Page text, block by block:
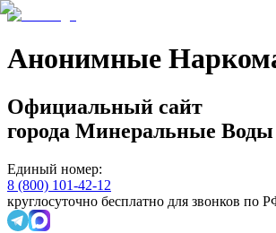
Анонимные
Официальный сайт
города Минеральные Воды
Единый номер:
8 (800) 101-42-12
круглосуточно бесплатно для звонков по